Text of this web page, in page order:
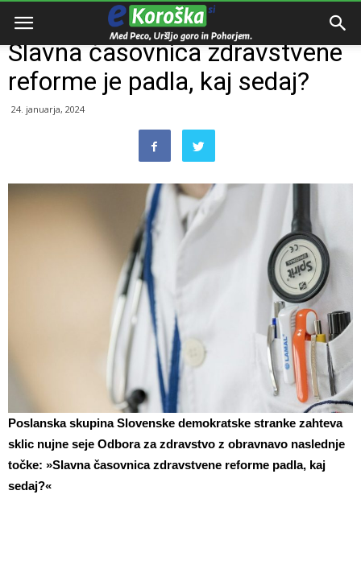
Domov
Slavna časovnica zdravstvene
reforme je padla, kaj sedaj?
24. januarja, 2024
Poslanska skupina Slovenske demokratske stranke zahteva
sklic nujne seje Odbora za zdravstvo z obravnavo naslednje
točke: »Slavna časovnica zdravstvene reforme padla, kaj
sedaj?«